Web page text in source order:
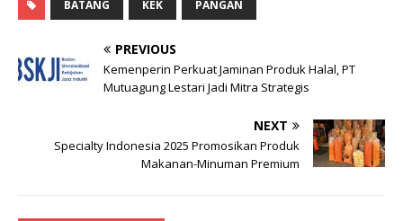
BATANG KEK PANGAN
PREVIOUS
Kemenperin Perkuat Jaminan Produk Halal, PT
Mutuagung Lestari Jadi Mitra Strategis
NEXT
Specialty Indonesia 2025 Promosikan Produk
Makanan-Minuman Premium